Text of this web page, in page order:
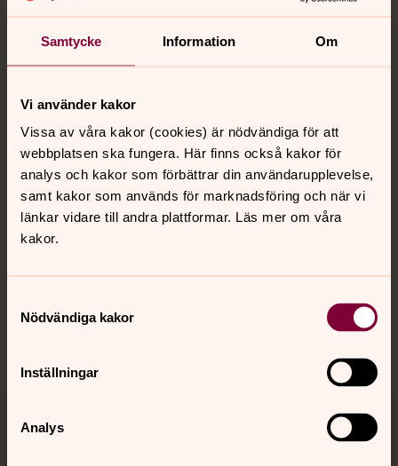
Samtycke Information Om
Vi använder kakor
Vissa av våra kakor (cookies) är nödvändiga för att
webbplatsen ska fungera. Här finns också kakor för
analys och kakor som förbättrar din användarupplevelse,
samt kakor som används för marknadsföring och när vi
länkar vidare till andra plattformar. Läs mer om våra
kakor.
Nödvändiga kakor
Inställningar
Analys
Tillbaka till toppen
Tillbaka till innehållet
Kontakt
Kalender
Hitta snabbt
Jourhavande präst